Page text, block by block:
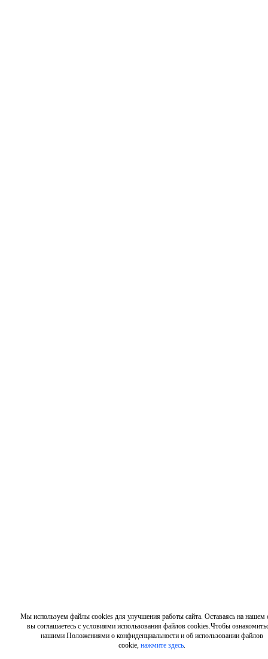
Мы используем файлы cookies для улучшения работы сайта. Оставаясь на нашем
вы соглашаетесь с условиями использования файлов cookies.Чтобы
нашими Положениями о конфиденциальности и об использовании файлов
cookie, нажмите здесь.